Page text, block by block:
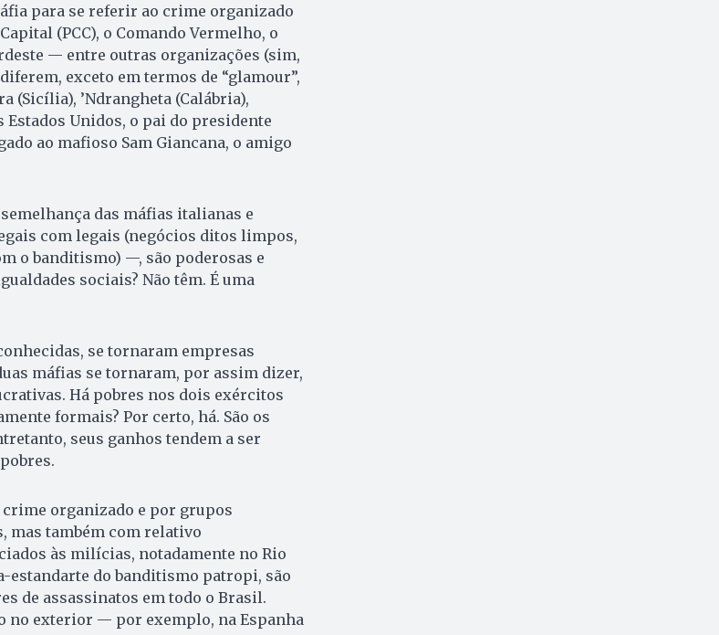
para se referir ao crime organizado
(PCC), o Comando Vermelho, o
— entre outras organizações (sim,
exceto em termos de “glamour”,
(Sicília), ’Ndrangheta (Calábria),
Estados Unidos, o pai do presidente
ao mafioso Sam Giancana, o amigo
semelhança das máfias italianas e
com legais (negócios ditos limpos,
o banditismo) —, são poderosas e
sociais? Não têm. É uma
se tornaram empresas
máfias se tornaram, por assim dizer,
Há pobres nos dois exércitos
formais? Por certo, há. São os
seus ganhos tendem a ser
crime organizado e por grupos
mas também com relativo
às milícias, notadamente no Rio
estandarte do banditismo patropi, são
de assassinatos em todo o Brasil.
no exterior — por exemplo, na Espanha